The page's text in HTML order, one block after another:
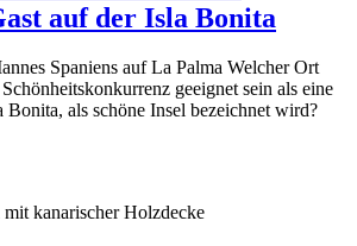
auf der Isla Bonita
Spaniens auf La Palma Welcher Ort
geeignet sein als eine
Bonita, als schöne Insel bezeichnet wird?
kanarischer Holzdecke